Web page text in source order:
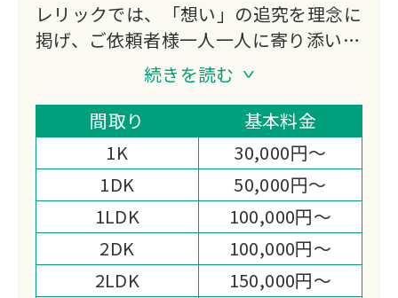
レリックでは、「想い」の追究を理念に
掲げ、ご依頼者様一人一人に寄り添い、
最善のご提案と丁寧な家財整理をお約束
家財整理（生前の想い出整理・空家整
理・相続支援整理・遺品整理）を通し
て、地域社会福祉へも目を向け、生活困
窮者の方をはじめとし、各団体様への寄
付活動をすることにより、より一層、お
客様へのサービス向上に取り組む姿勢で
務めております。
続きを読む
間取り
基本料金
1K
30,000円～
1DK
50,000円～
1LDK
100,000円～
2DK
100,000円～
2LDK
150,000円～